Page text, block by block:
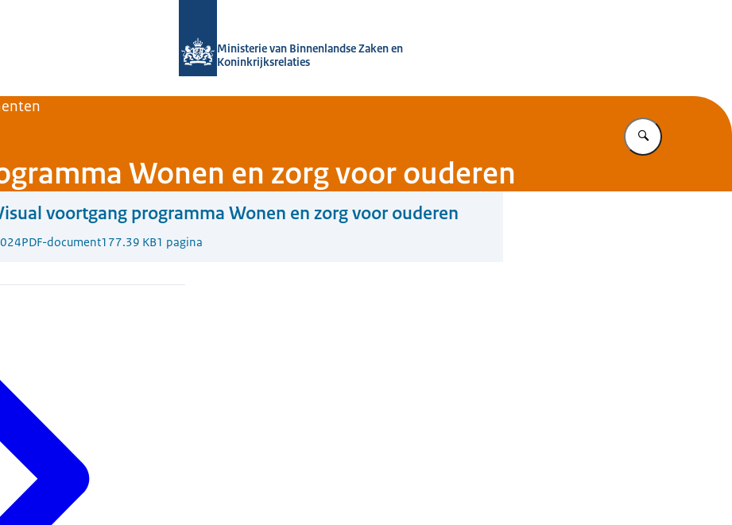
Ministerie van Binnenlandse Zaken en
Koninkrijksrelaties
Vul in wat u
Wonen en zorg voor ouderen
voortgang programma Wonen en zorg voor ouderen
PDF-document177.39 KB1 pagina